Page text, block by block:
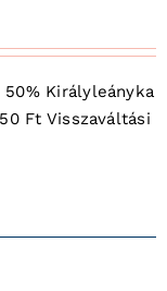
Királyleányka
Ft Visszaváltási